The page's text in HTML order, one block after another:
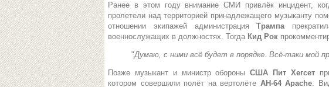
Ранее в этом году внимание СМИ привлёк инцидент,
пролетели над территорией принадлежащего музыканту
отношении экипажей администрацияТрампа
военнослужащих в должностях. Тогда Кид Рок
"Думаю, с ними всё будет в порядке. Всё-таки мой
Позже музыкант и министр обороныСША Пит Хегсет
котором совершили полёт на вертолёте AH-64 Apache.